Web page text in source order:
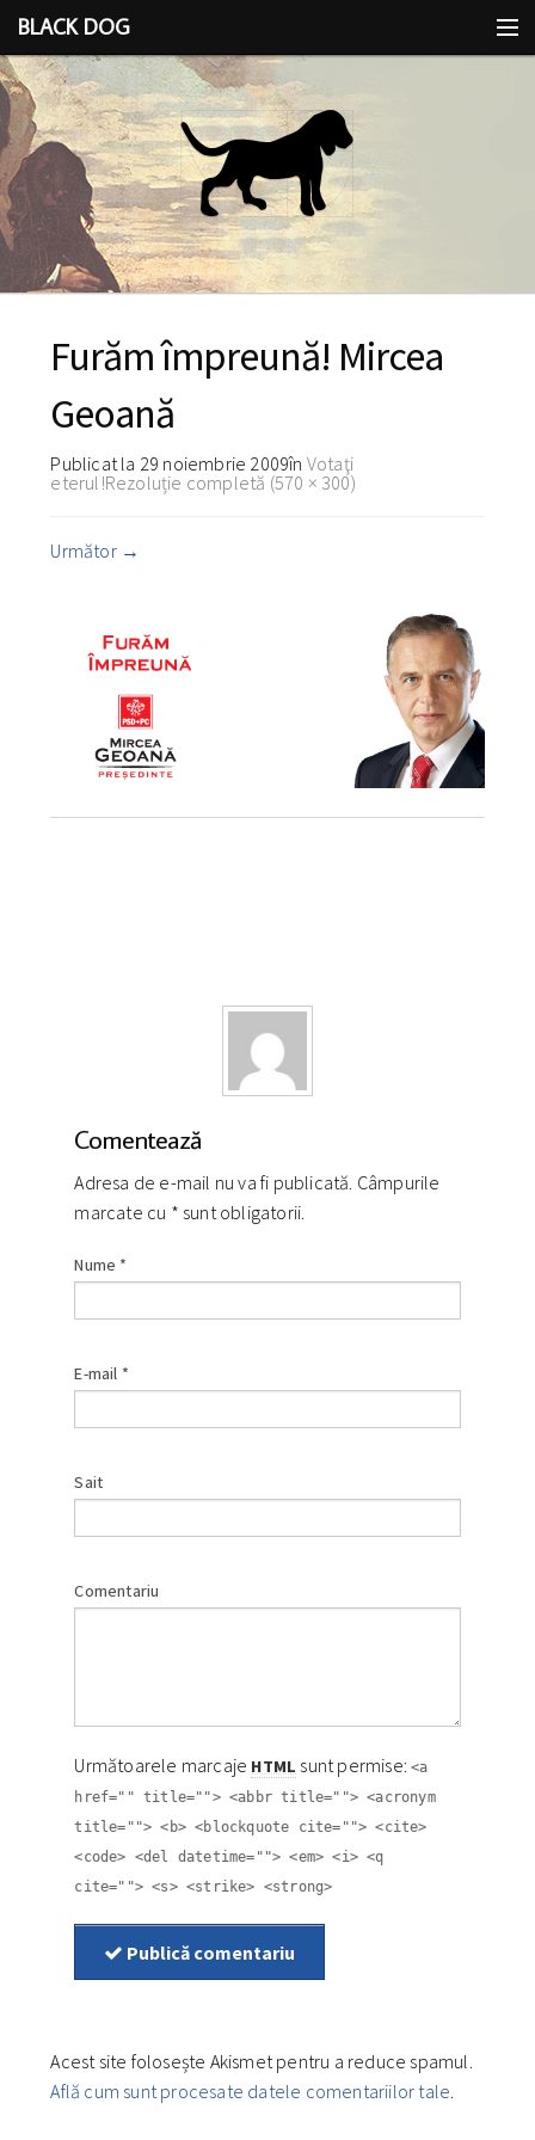
BLACK DOG
IDEEA
CU LIMBA SCOASĂ
Furăm împreună! Mircea
Geoană
Publicat la 29 noiembrie 2009în Votaţi
eterul!Rezoluție completă (570 × 300)
Următor →
Comentează
Adresa de e-mail nu va fi publicată. Câmpurile
marcate cu * sunt obligatorii.
Nume *
E-mail *
Sait
Comentariu
Următoarele marcaje HTML sunt permise:<a
href="" title=""> <abbr title=""> <acronym
title=""> <b> <blockquote cite=""> <cite>
<code> <del datetime=""> <em> <i> <q
cite=""> <s> <strike> <strong>
Publică comentariu
Acest site folosește Akismet pentru a reduce spamul.
Află cum sunt procesate datele comentariilor tale.